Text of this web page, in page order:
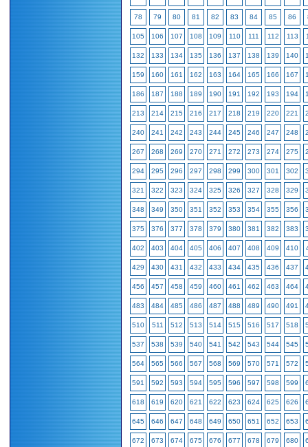
78 79 80 81 82 83 84 85 86
105 106 107 108 109 110 111 112 113
132 133 134 135 136 137 138 139 140
159 160 161 162 163 164 165 166 167
186 187 188 189 190 191 192 193 194
213 214 215 216 217 218 219 220 221
240 241 242 243 244 245 246 247 248
267 268 269 270 271 272 273 274 275
294 295 296 297 298 299 300 301 302
321 322 323 324 325 326 327 328 329
348 349 350 351 352 353 354 355 356
375 376 377 378 379 380 381 382 383
402 403 404 405 406 407 408 409 410
429 430 431 432 433 434 435 436 437
456 457 458 459 460 461 462 463 464
483 484 485 486 487 488 489 490 491
510 511 512 513 514 515 516 517 518
537 538 539 540 541 542 543 544 545
564 565 566 567 568 569 570 571 572
591 592 593 594 595 596 597 598 599
618 619 620 621 622 623 624 625 626
645 646 647 648 649 650 651 652 653
672 673 674 675 676 677 678 679 680